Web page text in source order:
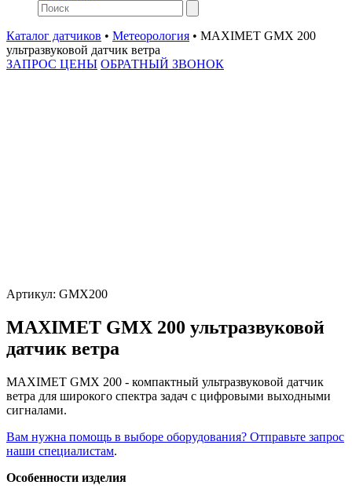
Каталог датчиков • Метеорология • MAXIMET GMX 200
ультразвуковой датчик ветра
ЗАПРОС ЦЕНЫ ОБРАТНЫЙ ЗВОНОК
Артикул: GMX200
MAXIMET GMX 200 ультразвуковой
датчик ветра
MAXIMET GMX 200 - компактный ультразвуковой датчик
ветра для широкого спектра задач с цифровыми выходными
сигналами.
Вам нужна помощь в выборе оборудования? Отправьте запрос
наши специалистам.
Особенности изделия